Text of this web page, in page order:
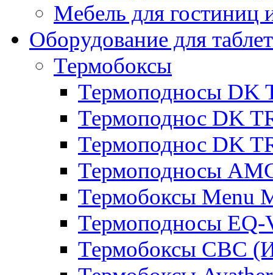
Мебель для гостиниц
Оборудование для
Термобоксы
Термоподносы DK
Термоподнос DK
Термоподнос DK
Термоподносы
Термобоксы Menu
Термоподносы EQ-
Термобоксы CBC